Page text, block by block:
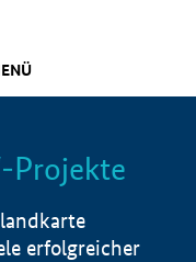
Info
Projekte
erfolgreicher